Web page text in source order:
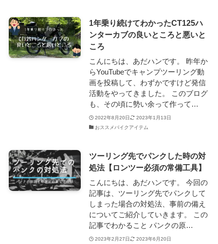
1年乗り続けてわかったCT125ハ
ンターカブの良いところと悪いと
ころ
こんにちは、あだハンです。 昨年か
らYouTubeでキャンプツーリング動
画を投稿して、わずかですけど発信
活動をやってきました。 このブログ
も、その頃に勢い余って作って…
2022年8月20日
2023年1月13日
おススメバイクアイテム
ツーリング先でパンクした時の対
処法【ロンツー必須の常備工具】
こんにちは、あだハンです。 今回の
記事は、ツーリング先でパンクして
しまった場合の対処法、事前の備え
についてご紹介していきます。 この
記事でわかること パンクの原…
2023年2月27日
2023年6月20日